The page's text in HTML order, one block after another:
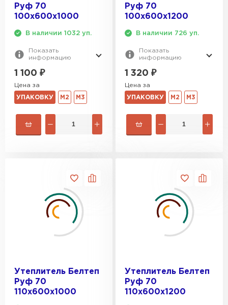
Руф 70
100х600х1000
В наличии 1032 уп.
Показать
информацию
1 100 ₽
Цена за
УПАКОВКУ М2 М3
Руф 70
100х600х1200
В наличии 726 уп.
Показать
информацию
1 320 ₽
Цена за
УПАКОВКУ М2 М3
Утеплитель Белтеп
Руф 70
110х600х1000
Утеплитель Белтеп
Руф 70
110х600х1200